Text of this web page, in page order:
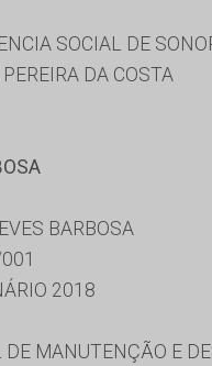
SOCIAL DE
DA COSTA
BARBOSA
2018
MANUTENÇÃO E